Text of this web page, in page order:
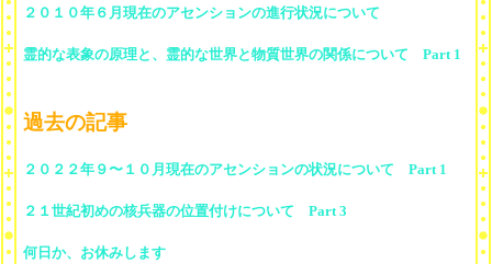
２０１０年６月現在のアセンションの進行状況について
霊的な表象の原理と、霊的な世界と物質世界の関係について Part 1
過去の記事
２０２２年９〜１０月現在のアセンションの状況について Part 1
２１世紀初めの核兵器の位置付けについて Part 3
何日か、お休みします